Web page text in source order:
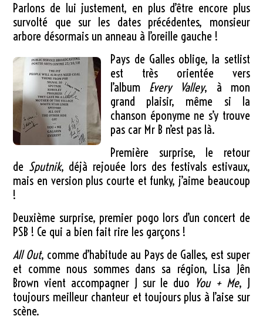
Parlons de lui justement, en plus d’être encore plus
survolté que sur les dates précédentes, monsieur
arbore désormais un anneau à l’oreille gauche !
Pays de Galles oblige, la setlist
est très orientée vers
l’album Every Valley, à mon
grand plaisir, même si la
chanson éponyme ne s’y trouve
pas car Mr B n’est pas là.
Première surprise, le retour
de Sputnik, déjà rejouée lors des festivals estivaux,
mais en version plus courte et funky, j’aime beaucoup
!
Deuxième surprise, premier pogo lors d’un concert de
PSB ! Ce qui a bien fait rire les garçons !
All Out, comme d’habitude au Pays de Galles, est super
et comme nous sommes dans sa région, Lisa Jên
Brown vient accompagner J sur le duo You + Me, J
toujours meilleur chanteur et toujours plus à l’aise sur
scène.